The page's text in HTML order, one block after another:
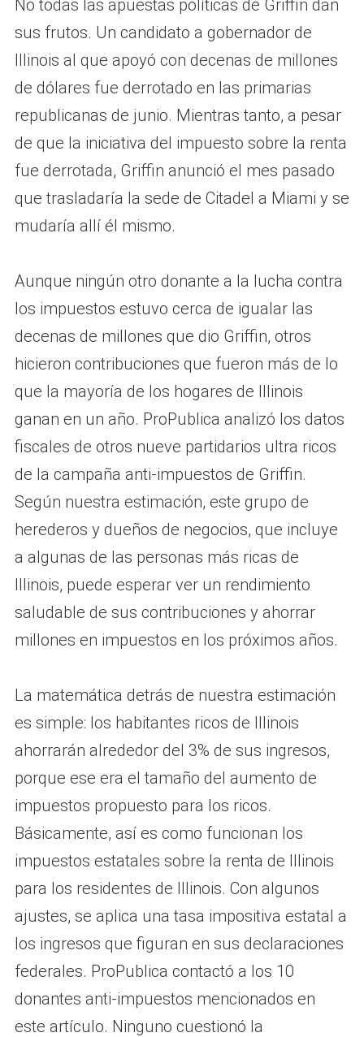
No todas las apuestas políticas de Griffin dan
sus frutos. Un candidato a gobernador de
Illinois al que apoyó con decenas de millones
de dólares fue derrotado en las primarias
republicanas de junio. Mientras tanto, a pesar
de que la iniciativa del impuesto sobre la renta
fue derrotada, Griffin anunció el mes pasado
que trasladaría la sede de Citadel a Miami y se
mudaría allí él mismo.
Aunque ningún otro donante a la lucha contra
los impuestos estuvo cerca de igualar las
decenas de millones que dio Griffin, otros
hicieron contribuciones que fueron más de lo
que la mayoría de los hogares de Illinois
ganan en un año. ProPublica analizó los datos
fiscales de otros nueve partidarios ultra ricos
de la campaña anti-impuestos de Griffin.
Según nuestra estimación, este grupo de
herederos y dueños de negocios, que incluye
a algunas de las personas más ricas de
Illinois, puede esperar ver un rendimiento
saludable de sus contribuciones y ahorrar
millones en impuestos en los próximos años.
La matemática detrás de nuestra estimación
es simple: los habitantes ricos de Illinois
ahorrarán alrededor del 3% de sus ingresos,
porque ese era el tamaño del aumento de
impuestos propuesto para los ricos.
Básicamente, así es como funcionan los
impuestos estatales sobre la renta de Illinois
para los residentes de Illinois. Con algunos
ajustes, se aplica una tasa impositiva estatal a
los ingresos que figuran en sus declaraciones
federales. ProPublica contactó a los 10
donantes anti-impuestos mencionados en
este artículo. Ninguno cuestionó la